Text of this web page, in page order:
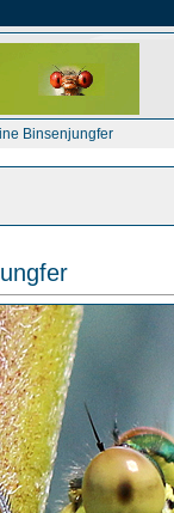
Binsenjungfer